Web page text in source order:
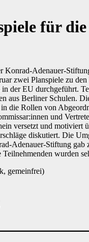
für
Konrad-Adenauer-
zwei Planspiele zu
der EU durchgeführt.
aus Berliner Schulen.
die Rollen von
und
versetzt und motiviert
diskutiert. Die
Adenauer-Stiftung gab
wurden
gemeinfrei)